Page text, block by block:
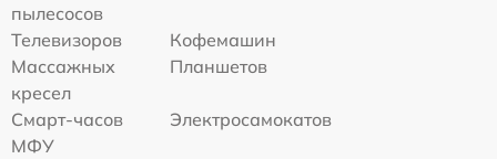
пылесосов
Телевизоров
Кофемашин
Массажных
кресел
Планшетов
Смарт-часов
Электросамокатов
МФУ